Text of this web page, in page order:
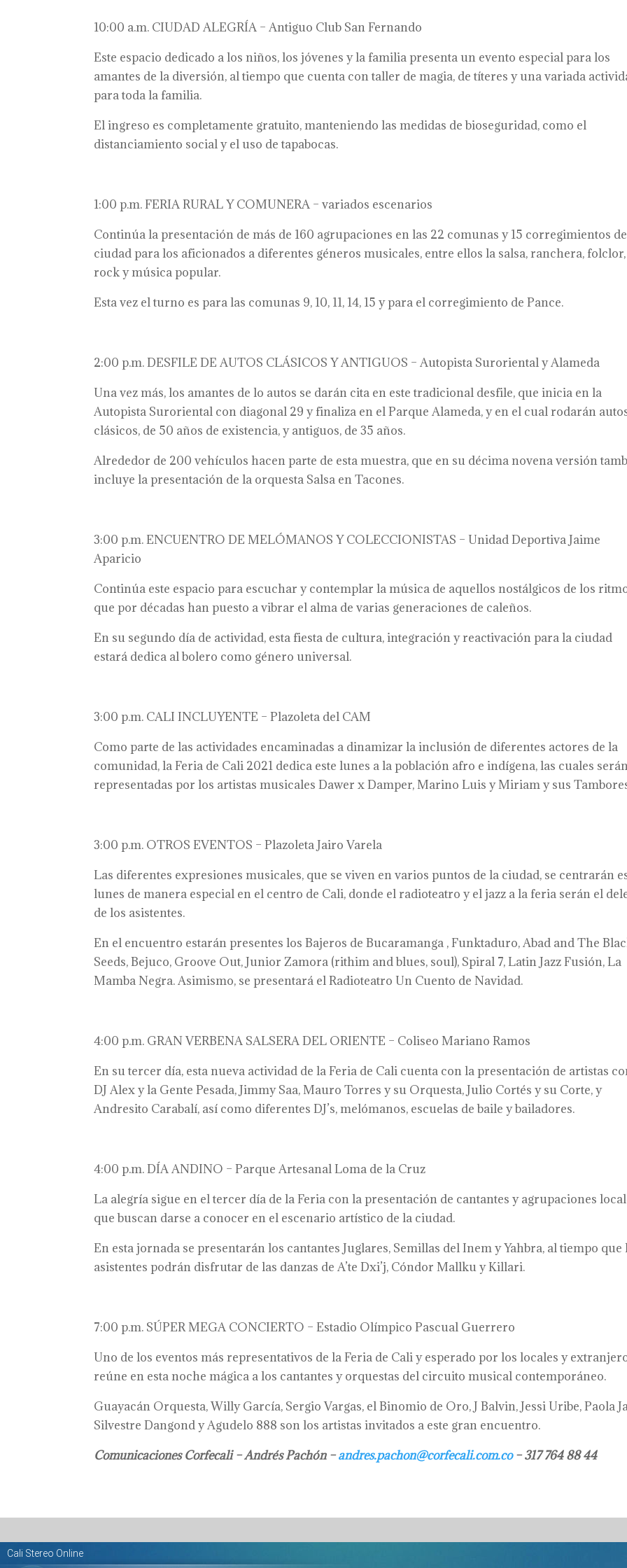
10:00 a.m. CIUDAD ALEGRÍA – Antiguo Club San Fernando
Este espacio dedicado a los niños, los jóvenes y la familia presenta un evento especial para los
amantes de la diversión, al tiempo que cuenta con taller de magia, de títeres y una variada
para toda la familia.
El ingreso es completamente gratuito, manteniendo las medidas de bioseguridad, como el
distanciamiento social y el uso de tapabocas.
1:00 p.m. FERIA RURAL Y COMUNERA – variados escenarios
Continúa la presentación de más de 160 agrupaciones en las 22 comunas y 15 corregimientos
ciudad para los aficionados a diferentes géneros musicales, entre ellos la salsa, ranchera, folclor,
rock y música popular.
Esta vez el turno es para las comunas 9, 10, 11, 14, 15 y para el corregimiento de Pance.
2:00 p.m. DESFILE DE AUTOS CLÁSICOS Y ANTIGUOS – Autopista Suroriental y Alameda
Una vez más, los amantes de lo autos se darán cita en este tradicional desfile, que inicia en la
Autopista Suroriental con diagonal 29 y finaliza en el Parque Alameda, y en el cual rodarán
clásicos, de 50 años de existencia, y antiguos, de 35 años.
Alrededor de 200 vehículos hacen parte de esta muestra, que en su décima novena versión
incluye la presentación de la orquesta Salsa en Tacones.
3:00 p.m. ENCUENTRO DE MELÓMANOS Y COLECCIONISTAS – Unidad Deportiva Jaime
Aparicio
Continúa este espacio para escuchar y contemplar la música de aquellos nostálgicos de los
que por décadas han puesto a vibrar el alma de varias generaciones de caleños.
En su segundo día de actividad, esta fiesta de cultura, integración y reactivación para la ciudad
estará dedica al bolero como género universal.
3:00 p.m. CALI INCLUYENTE – Plazoleta del CAM
Como parte de las actividades encaminadas a dinamizar la inclusión de diferentes actores de la
comunidad, la Feria de Cali 2021 dedica este lunes a la población afro e indígena, las cuales
representadas por los artistas musicales Dawer x Damper, Marino Luis y Miriam y sus
3:00 p.m. OTROS EVENTOS – Plazoleta Jairo Varela
Las diferentes expresiones musicales, que se viven en varios puntos de la ciudad, se centrarán
lunes de manera especial en el centro de Cali, donde el radioteatro y el jazz a la feria serán el
de los asistentes.
En el encuentro estarán presentes los Bajeros de Bucaramanga , Funktaduro, Abad and The
Seeds, Bejuco, Groove Out, Junior Zamora (rithim and blues, soul), Spiral 7, Latin Jazz Fusión, La
Mamba Negra. Asimismo, se presentará el Radioteatro Un Cuento de Navidad.
4:00 p.m. GRAN VERBENA SALSERA DEL ORIENTE – Coliseo Mariano Ramos
En su tercer día, esta nueva actividad de la Feria de Cali cuenta con la presentación de artistas
DJ Alex y la Gente Pesada, Jimmy Saa, Mauro Torres y su Orquesta, Julio Cortés y su Corte, y
Andresito Carabalí, así como diferentes DJ’s, melómanos, escuelas de baile y bailadores.
4:00 p.m. DÍA ANDINO – Parque Artesanal Loma de la Cruz
La alegría sigue en el tercer día de la Feria con la presentación de cantantes y agrupaciones
que buscan darse a conocer en el escenario artístico de la ciudad.
En esta jornada se presentarán los cantantes Juglares, Semillas del Inem y Yahbra, al tiempo que
asistentes podrán disfrutar de las danzas de A’te Dxi’j, Cóndor Mallku y Killari.
7:00 p.m. SÚPER MEGA CONCIERTO – Estadio Olímpico Pascual Guerrero
Uno de los eventos más representativos de la Feria de Cali y esperado por los locales y
reúne en esta noche mágica a los cantantes y orquestas del circuito musical contemporáneo.
Guayacán Orquesta, Willy García, Sergio Vargas, el Binomio de Oro, J Balvin, Jessi Uribe, Paola
Silvestre Dangond y Agudelo 888 son los artistas invitados a este gran encuentro.
Comunicaciones Corfecali – Andrés Pachón –andres.pachon@corfecali.com.co– 317 764 88 44